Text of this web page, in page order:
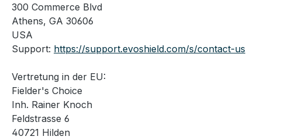
300 Commerce Blvd
Athens, GA 30606
USA
Support: https://support.evoshield.com/s/contact-us
Vertretung in der EU:
Fielder's Choice
Inh. Rainer Knoch
Feldstrasse 6
40721 Hilden